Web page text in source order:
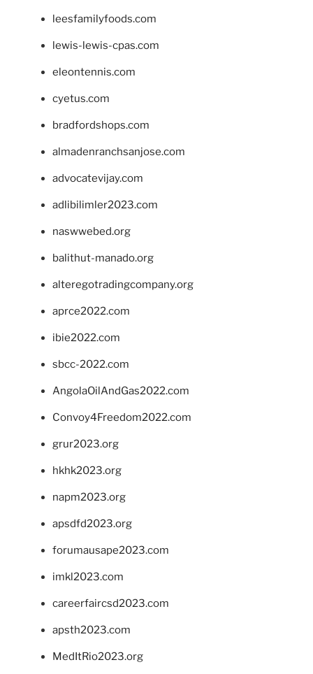
leesfamilyfoods.com
lewis-lewis-cpas.com
eleontennis.com
cyetus.com
bradfordshops.com
almadenranchsanjose.com
advocatevijay.com
adlibilimler2023.com
naswwebed.org
balithut-manado.org
alteregotradingcompany.org
aprce2022.com
ibie2022.com
sbcc-2022.com
AngolaOilAndGas2022.com
Convoy4Freedom2022.com
grur2023.org
hkhk2023.org
napm2023.org
apsdfd2023.org
forumausape2023.com
imkl2023.com
careerfaircsd2023.com
apsth2023.com
MedItRio2023.org